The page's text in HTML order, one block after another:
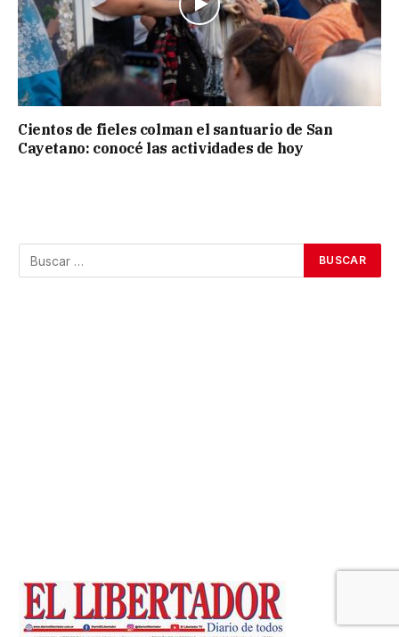
Cientos de fieles colman el santuario de San
Cayetano: conocé las actividades de hoy